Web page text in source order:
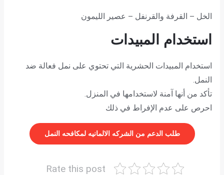
الخل – القرفة والقرنفل – عصير الليمون
استخدام المبيدات
استخدام المبيدات الحشرية التي تحتوي على نمل فعالة ضد
النمل.
تأكد من أنها آمنة لاستخدامها في المنزل.
احرص على عدم الإفراط في ذلك
طلب الدعم من الشركه الالمانيه لمكافحه النمل
Rate this post